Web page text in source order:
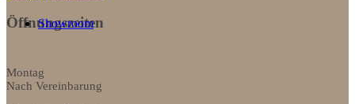
Showroom
Öffnungszeiten
Montag
Nach Vereinbarung